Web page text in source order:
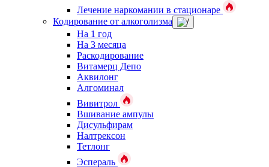
Лечение наркомании в стационаре
Кодирование от алкоголизма
На 1 год
На 3 месяца
Раскодирование
Витамерц Депо
Аквилонг
Алгоминал
Вивитрол
Вшивание ампулы
Дисульфирам
Налтрексон
Тетлонг
Эспераль